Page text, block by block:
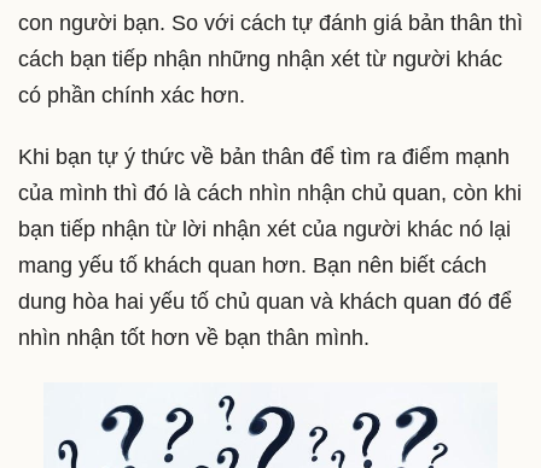
con người bạn. So với cách tự đánh giá bản thân thì
cách bạn tiếp nhận những nhận xét từ người khác
có phần chính xác hơn.
Khi bạn tự ý thức về bản thân để tìm ra điểm mạnh
của mình thì đó là cách nhìn nhận chủ quan, còn khi
bạn tiếp nhận từ lời nhận xét của người khác nó lại
mang yếu tố khách quan hơn. Bạn nên biết cách
dung hòa hai yếu tố chủ quan và khách quan đó để
nhìn nhận tốt hơn về bạn thân mình.